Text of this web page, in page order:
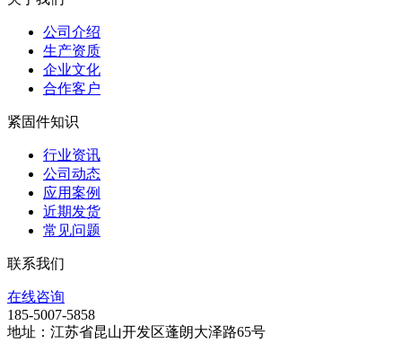
公司介绍
生产资质
企业文化
合作客户
紧固件知识
行业资讯
公司动态
应用案例
近期发货
常见问题
联系我们
在线咨询
185-5007-5858
地址：江苏省昆山开发区蓬朗大泽路65号